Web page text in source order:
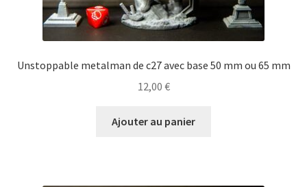
Unstoppable metalman de c27 avec base 50 mm ou 65 mm
12,00 €
Ajouter au panier